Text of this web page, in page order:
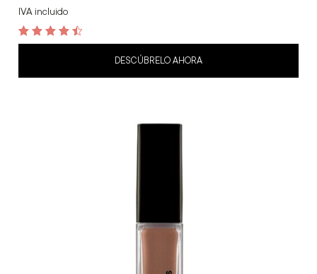
IVA incluido
4.6
DESCÚBRELO AHORA